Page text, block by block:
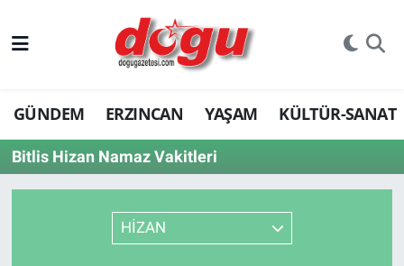
GÜNDEM ERZINCAN YAŞAM KÜLTÜR-SANAT
Bitlis Hizan Namaz Vakitleri
HİZAN
ERZINCAN
GÜNDEM
ERZİNCAN FOTOĞRAFLARI